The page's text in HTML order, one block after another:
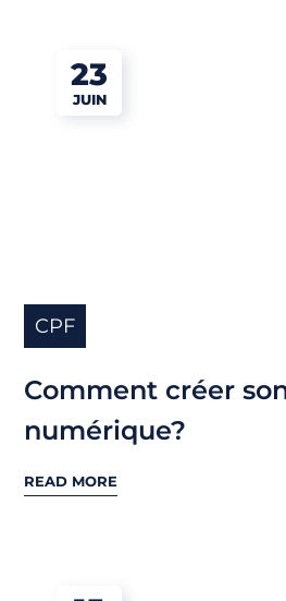
23
JUIN
CPF
Comment créer
numérique?
READ MORE